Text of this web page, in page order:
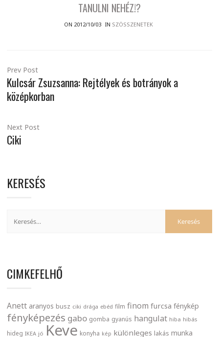
TANULNI NEHÉZ!?
ON 2012/10/03 IN SZÖSSZENETEK
Prev Post
Kulcsár Zsuzsanna: Rejtélyek és botrányok a
középkorban
Next Post
Ciki
KERESÉS
CIMKEFELHŐ
Anett aranyos busz ciki drága ebéd film finom furcsa fénykép
fényképezés gabo gomba gyanús hangulat hiba hibás
hideg IKEA jó Keve konyha kép különleges lakás munka